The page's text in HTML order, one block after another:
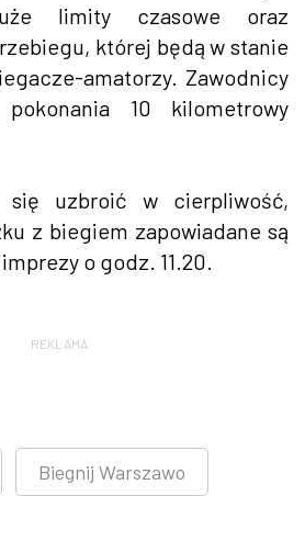
limity czasowe oraz
której będą w stanie
amatorzy. Zawodnicy
10 kilometrowy
się uzbroić w cierpliwość,
z biegiem zapowiadane są
o godz. 11.20.
REKLAMA
Biegnij Warszawo